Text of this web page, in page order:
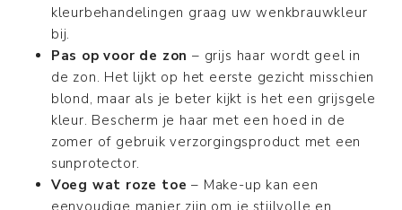
kleurbehandelingen graag uw wenkbrauwkleur
bij.
Pas op voor de zon – grijs haar wordt geel in
de zon. Het lijkt op het eerste gezicht misschien
blond, maar als je beter kijkt is het een grijsgele
kleur. Bescherm je haar met een hoed in de
zomer of gebruik verzorgingsproduct met een
sunprotector.
Voeg wat roze toe – Make-up kan een